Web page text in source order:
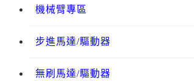
機械臂專區
步進馬達/驅動器
無刷馬達/驅動器